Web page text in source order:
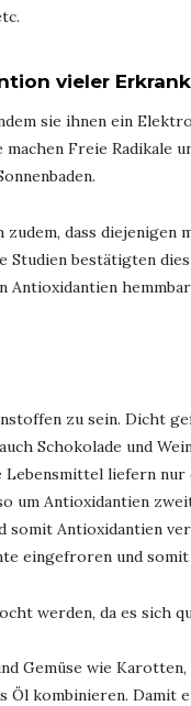
vieler
sie ihnen ein
Freie Radikale
dass diejenigen
bestätigten
zu sein. Dicht
Schokolade und
liefern nur
um Antioxidantien
somit Antioxidantien
eingefroren und
werden, da es sich
Gemüse wie
kombinieren. Damit